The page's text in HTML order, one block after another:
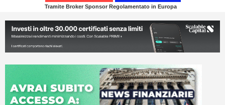
Calendario economico
Webinar
Trading
Tramite Broker Sponsor Regolamentato in Europa